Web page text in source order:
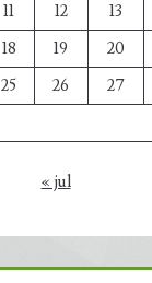
11 12 13
18 19 20
25 26 27
« jul